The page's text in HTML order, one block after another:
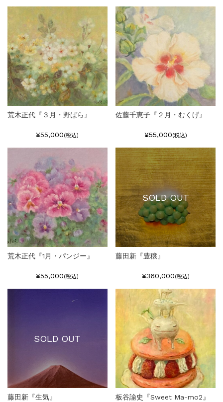
荒木正代『３月・野ばら』
¥55,000(税込)
佐藤千恵子『２月・むくげ』
¥55,000(税込)
荒木正代『1月・パンジー』
¥55,000(税込)
SOLD OUT
藤田新『豊穣』
¥360,000(税込)
SOLD OUT
藤田新『生気』 板谷諭史『Sweet Ma-mo2』